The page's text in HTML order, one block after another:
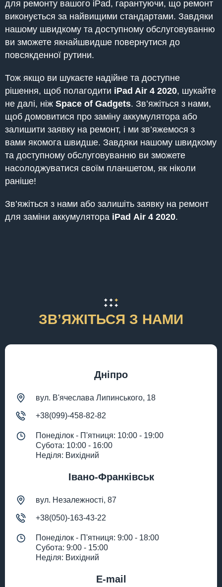
для ремонту вашого iPad, гарантуючи, що ремонт
виконується за найвищими стандартами. Завдяки
нашому швидкому та доступному обслуговуванню
ви зможете якнайшвидше повернутися до
повсякденної рутини.
Тож якщо ви шукаєте надійне та доступне
рішення, щоб полагодити iPad Air 4 2020, шукайте
не далі, ніж Space of Gadgets. Зв’яжіться з нами,
щоб домовитися про заміну аккумулятора або
залишити заявку на ремонт, і ми зв’яжемося з
вами якомога швидше. Завдяки нашому швидкому
та доступному обслуговуванню ви зможете
насолоджуватися своїм планшетом, як ніколи
раніше!
Зв’яжіться з нами або залишіть заявку на ремонт
для заміни аккумулятора iPad Air 4 2020.
ЗВʼЯЖІТЬСЯ З НАМИ
Дніпро
вул. В'ячеслава Липинського, 18
+38(099)-458-82-82
Понеділок - П'ятниця: 10:00 - 19:00
Субота: 10:00 - 16:00
Неділя: Вихідний
Івано-Франківськ
вул. Незалежності, 87
+38(050)-163-43-22
Понеділок - П'ятниця: 9:00 - 18:00
Субота: 9:00 - 15:00
Неділя: Вихідний
E-mail